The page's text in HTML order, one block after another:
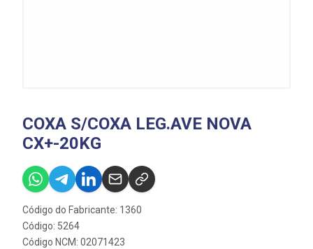
COXA S/COXA LEG.AVE NOVA
CX+-20KG
Código do Fabricante: 1360
Código: 5264
Código NCM: 02071423